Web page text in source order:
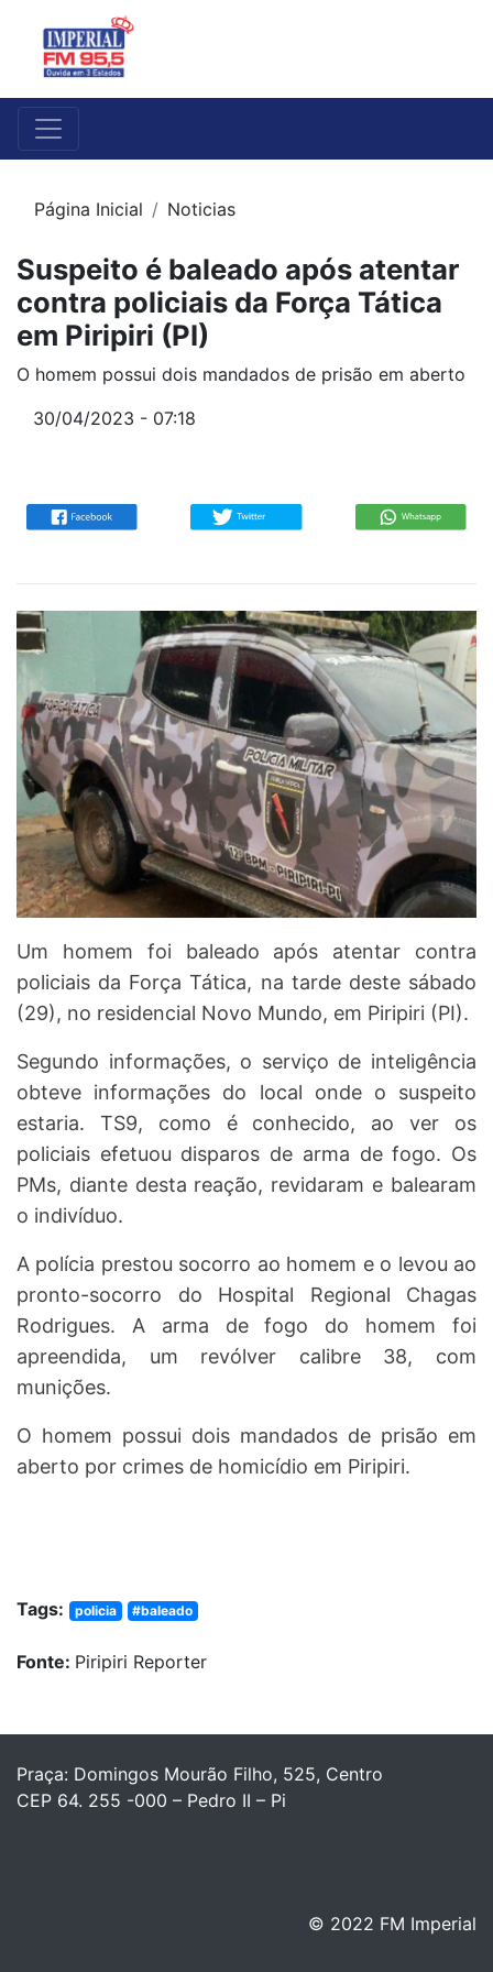
Página Inicial Noticias
Suspeito é baleado após atentar
contra policiais da Força Tática
em Piripiri (PI)
O homem possui dois mandados de prisão em aberto
30/04/2023 - 07:18
Um homem foi baleado após atentar contra
policiais da Força Tática, na tarde deste sábado
(29), no residencial Novo Mundo, em Piripiri (PI).
Segundo informações, o serviço de inteligência
obteve informações do local onde o suspeito
estaria. TS9, como é conhecido, ao ver os
policiais efetuou disparos de arma de fogo. Os
PMs, diante desta reação, revidaram e balearam
o indivíduo.
A polícia prestou socorro ao homem e o levou ao
pronto-socorro do Hospital Regional Chagas
Rodrigues. A arma de fogo do homem foi
apreendida, um revólver calibre 38, com
munições.
O homem possui dois mandados de prisão em
aberto por crimes de homicídio em Piripiri.
Tags: policia #baleado
Fonte: Piripiri Reporter
Praça: Domingos Mourão Filho, 525, Centro
CEP 64. 255 -000 – Pedro II – Pi
© 2022 FM Imperial